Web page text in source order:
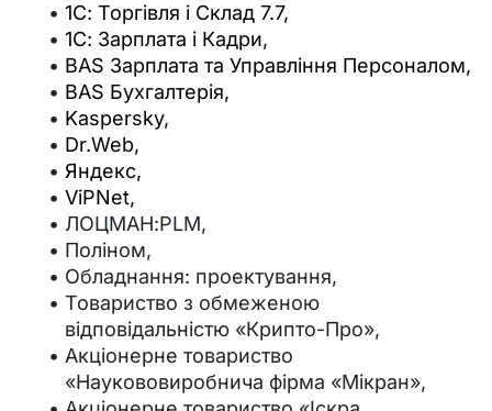
1С: Торгівля і Склад 7.7,
1С: Зарплата і Кадри,
BAS Зарплата та Управління Персоналом,
BAS Бухгалтерія,
Kaspersky,
Dr.Web,
Яндекс,
ViPNet,
ЛОЦМАН:PLM,
Поліном,
Обладнання: проектування,
Товариство з обмеженою
відповідальністю «Крипто-Про»,
Акціонерне товариство
«Наукововиробнича фірма «Мікран»,